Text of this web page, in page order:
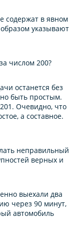
содержат в явном
указывают
числом 200?
останется без
быть простым.
201. Очевидно, что
а составное.
неправильный
верных и
выехали два
через 90 минут,
автомобиль